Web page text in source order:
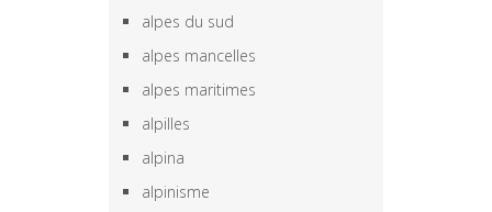
alpes du sud
alpes mancelles
alpes maritimes
alpilles
alpina
alpinisme